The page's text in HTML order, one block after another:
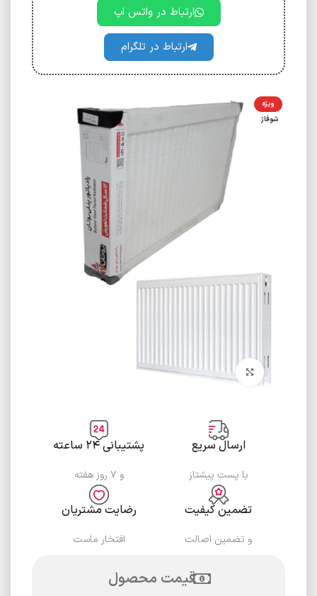
ارتباط در واتس اپ
ارتباط در تلگرام
ویژه
شوفاژ
برای بزرگنمایی کلیک کنید
ارسال سریع
با پست پیشتاز
پشتیبانی ۲۴ ساعته
و ۷ روز هفته
تضمین کیفیت
و تضمین اصالت
رضایت مشتریان
افتخار ماست
قیمت محصول